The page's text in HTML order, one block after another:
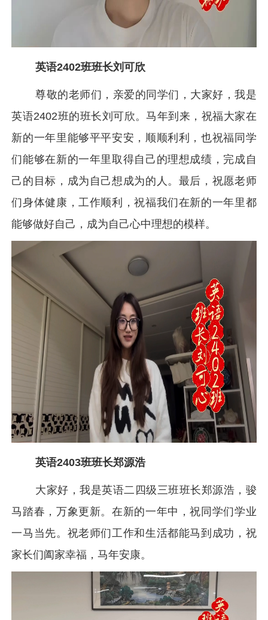
英语2402班班长刘可欣
尊敬的老师们，亲爱的同学们，大家好，我是
英语2402班的班长刘可欣。马年到来，祝福大家在
新的一年里能够平平安安，顺顺利利，也祝福同学
们能够在新的一年里取得自己的理想成绩，完成自
己的目标，成为自己想成为的人。最后，祝愿老师
们身体健康，工作顺利，祝福我们在新的一年里都
能够做好自己，成为自己心中理想的模样。
英语2403班班长郑源浩
大家好，我是英语二四级三班班长郑源浩，骏
马踏春，万象更新。在新的一年中，祝同学们学业
一马当先。祝老师们工作和生活都能马到成功，祝
家长们阖家幸福，马年安康。